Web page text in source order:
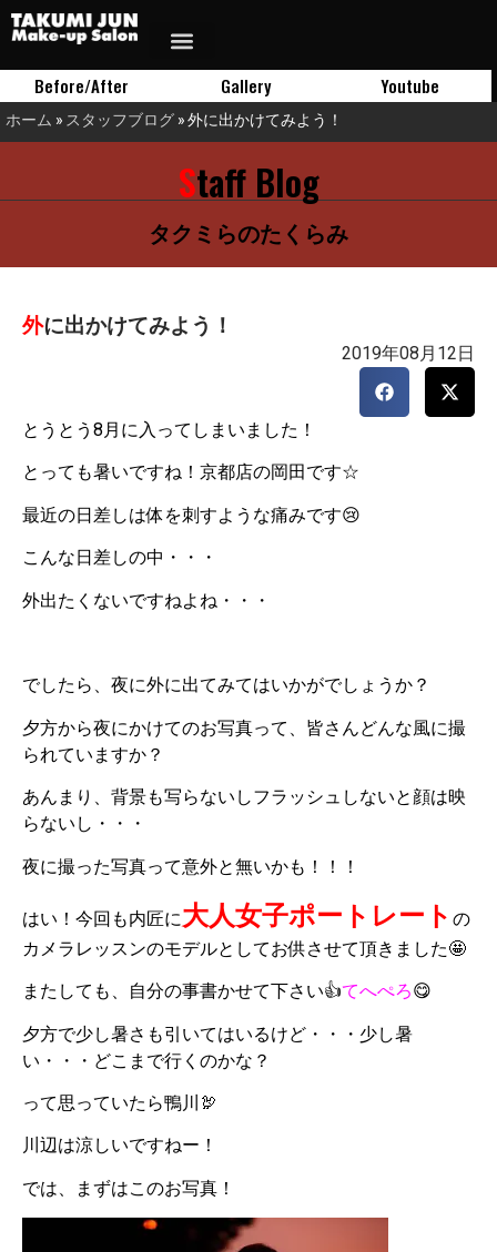
Before/After Gallery Youtube
ホーム » スタッフブログ »外に出かけてみよう！
Staff Blog
タクミらのたくらみ
外に出かけてみよう！
2019年08月12日
とうとう8月に入ってしまいました！
とっても暑いですね！京都店の岡田です☆
最近の日差しは体を刺すような痛みです😢
こんな日差しの中・・・
外出たくないですねよね・・・
でしたら、夜に外に出てみてはいかがでしょうか？
夕方から夜にかけてのお写真って、皆さんどんな風に撮
られていますか？
あんまり、背景も写らないしフラッシュしないと顔は映
らないし・・・
夜に撮った写真って意外と無いかも！！！
はい！今回も内匠に大人女子ポートレート の
カメラレッスンのモデルとしてお供させて頂きました🤩
またしても、自分の事書かせて下さい👍てへぺろ😋
夕方で少し暑さも引いてはいるけど・・・少し暑
い・・・どこまで行くのかな？
って思っていたら鴨川🦃
川辺は涼しいですねー！
では、まずはこのお写真！